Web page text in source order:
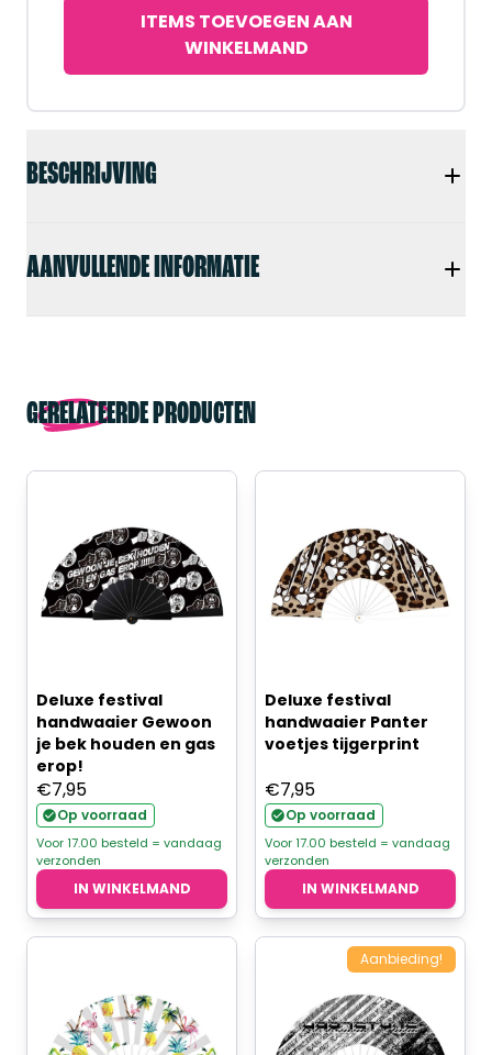
BESCHRIJVING
AANVULLENDE INFORMATIE
ITEMS TOEVOEGEN AAN
WINKELMAND
GERELATEERDE PRODUCTEN
Deluxe festival
handwaaier Gewoon
je bek houden en gas
erop!
€7,95
Op voorraad
Voor 17.00 besteld = vandaag
verzonden
IN WINKELMAND
Deluxe festival
handwaaier Panter
voetjes tijgerprint
€7,95
Op voorraad
Voor 17.00 besteld = vandaag
verzonden
IN WINKELMAND
Aanbieding!